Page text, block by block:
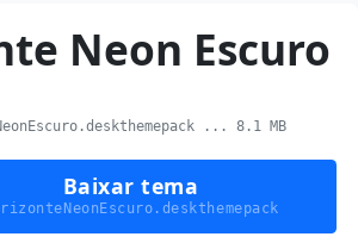
Neon Escuro
... 8.1 MB
Baixar tema